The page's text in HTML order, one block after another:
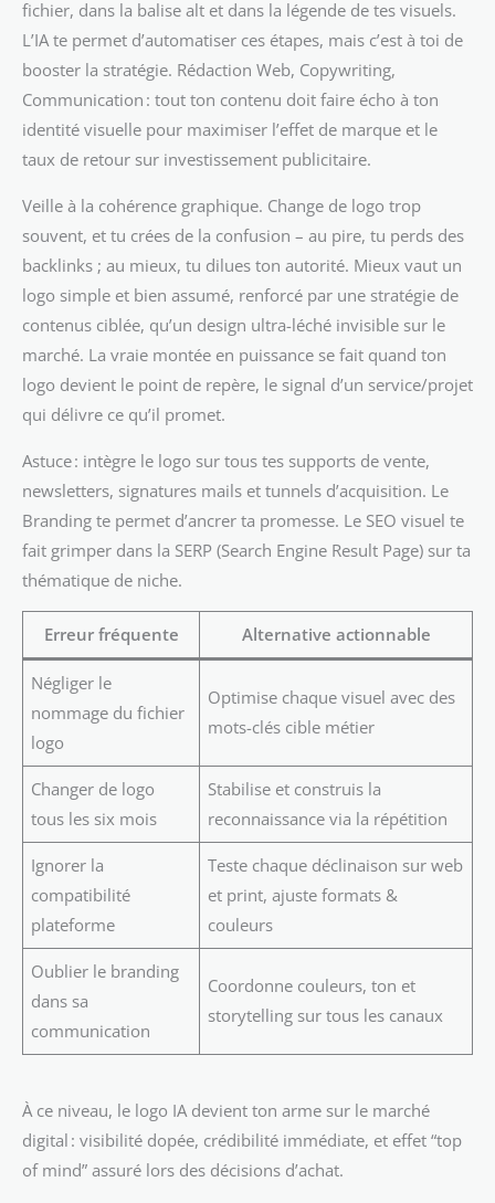
fichier, dans la balise alt et dans la légende de tes visuels.
L’IA te permet d’automatiser ces étapes, mais c’est à toi de
booster la stratégie. Rédaction Web, Copywriting,
Communication : tout ton contenu doit faire écho à ton
identité visuelle pour maximiser l’effet de marque et le
taux de retour sur investissement publicitaire.
Veille à la cohérence graphique. Change de logo trop
souvent, et tu crées de la confusion – au pire, tu perds des
backlinks ; au mieux, tu dilues ton autorité. Mieux vaut un
logo simple et bien assumé, renforcé par une stratégie de
contenus ciblée, qu’un design ultra-léché invisible sur le
marché. La vraie montée en puissance se fait quand ton
logo devient le point de repère, le signal d’un service/projet
qui délivre ce qu’il promet.
Astuce : intègre le logo sur tous tes supports de vente,
newsletters, signatures mails et tunnels d’acquisition. Le
Branding te permet d’ancrer ta promesse. Le SEO visuel te
fait grimper dans la SERP (Search Engine Result Page) sur ta
thématique de niche.
Erreur fréquente Alternative actionnable
Négliger le
nommage du fichier
logo
Optimise chaque visuel avec des
mots-clés cible métier
Changer de logo
tous les six mois
Stabilise et construis la
reconnaissance via la répétition
Ignorer la
compatibilité
plateforme
Teste chaque déclinaison sur web
et print, ajuste formats &
couleurs
Oublier le branding
dans sa
communication
Coordonne couleurs, ton et
storytelling sur tous les canaux
À ce niveau, le logo IA devient ton arme sur le marché
digital : visibilité dopée, crédibilité immédiate, et effet “top
of mind” assuré lors des décisions d’achat.